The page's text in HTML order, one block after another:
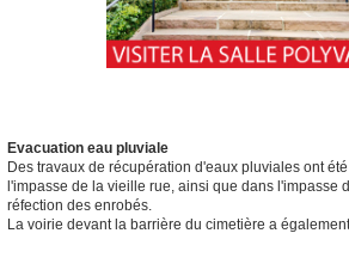
Evacuation eau pluviale
Des travaux de récupération d'eaux pluviales ont
l'impasse de la vieille rue, ainsi que dans l'impasse
réfection des enrobés.
La voirie devant la barrière du cimetière a